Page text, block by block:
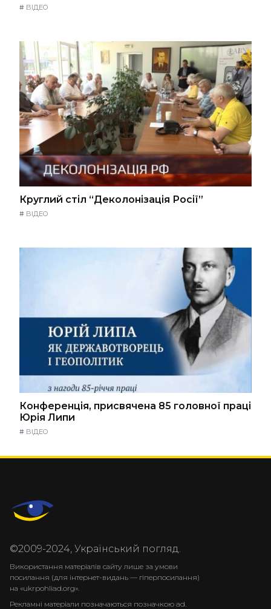
# ВІДЕО
Круглий стіл “Деколонізація Росії”
# ВІДЕО
Конференція, присвячена 85 головної праці
Юрія Липи
# ВІДЕО
©2009-2024, Український погляд.
Використання матеріалів сайту лише за умови
посилання (для інтернет-видань — гіперпосилання)
на «ukrpohliad.org».
Рекламні матеріали позначаються позначкою ad.